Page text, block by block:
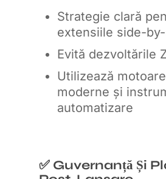
Strategie clară
extensiile side-
Evită dezvoltările
Utilizează
moderne și
automatizare
✅ Guvernanță Și